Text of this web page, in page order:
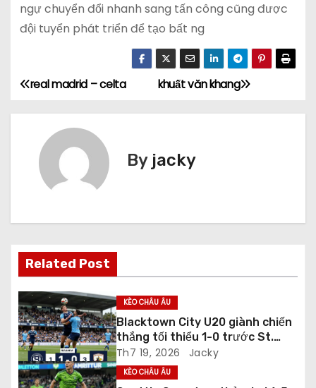
ngự chuyển đổi nhanh sang tấn công cũng được
đội tuyển phát triển để tạo bất ng
Đ
i
ớ
n
g
b
khuất văn khang
real madrid – celta
By jacky
Related Post
KÈO CHÂU ÂU
Blacktown City U20 giành chiến
thắng tối thiểu 1-0 trước St.
George City U20 ở vòng Regular
Season
Th7 19, 2026 Jacky
KÈO CHÂU ÂU